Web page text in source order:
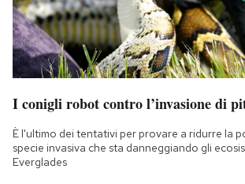
I conigli robot contro l’invasione di
È l'ultimo dei tentativi per provare a ridurre la
specie invasiva che sta danneggiando gli
Everglades